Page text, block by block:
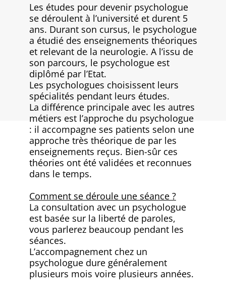
Les études pour devenir psychologue
se déroulent à l’université et durent 5
ans. Durant son cursus, le psychologue
a étudié des enseignements théoriques
et relevant de la neurologie. A l’issu de
son parcours, le psychologue est
diplômé par l’Etat.
Les psychologues choisissent leurs
spécialités pendant leurs études.
La différence principale avec les autres
métiers est l’approche du psychologue
: il accompagne ses patients selon une
approche très théorique de par les
enseignements reçus. Bien-sûr ces
théories ont été validées et reconnues
dans le temps.
Comment se déroule une séance ?
La consultation avec un psychologue
est basée sur la liberté de paroles,
vous parlerez beaucoup pendant les
séances.
L’accompagnement chez un
psychologue dure généralement
plusieurs mois voire plusieurs années.